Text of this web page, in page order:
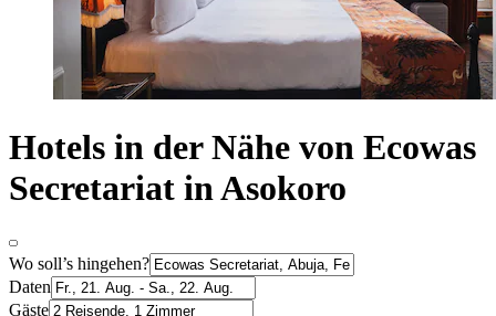
Hotels in der Nähe von Ecowas
Secretariat in Asokoro
Wo soll’s hingehen?
Daten
Gäste